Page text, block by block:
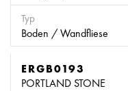
Typ
Boden / Wandfliese
ERGB0193
PORTLAND STONE